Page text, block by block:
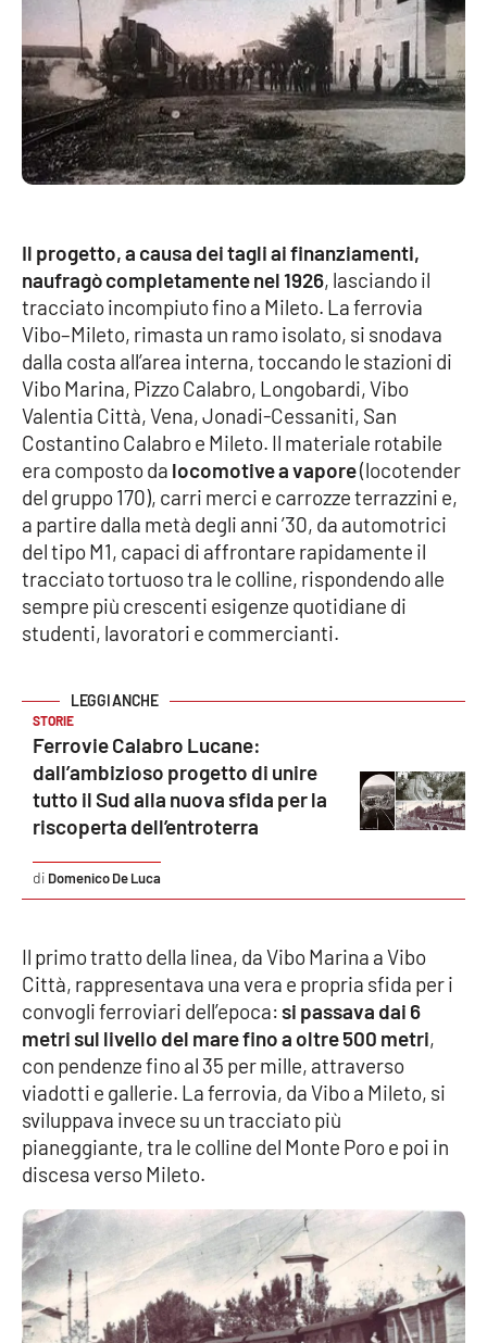
Imprese Di Calabria
Le perfidie di Antonella Grippo
Venti di comunicazione
LaC TV
LaC Network
LaC OnAir
EDIZIONI
LOCALI
Catanzaro
Crotone
Vibo Valentia
Cosenza
Lamezia Terme
PROGETTI
SPECIALI
LA
CALABRIAVISIONE
Destinazioni
Eventi
Food
Storie
LAC
NETWORK
Il progetto, a causa dei tagli ai finanziamenti,
naufragò completamente nel 1926, lasciando il
tracciato incompiuto fino a Mileto. La ferrovia
Vibo–Mileto, rimasta un ramo isolato, si snodava
dalla costa all’area interna, toccando le stazioni di
Vibo Marina, Pizzo Calabro, Longobardi, Vibo
Valentia Città, Vena, Jonadi-Cessaniti, San
Costantino Calabro e Mileto. Il materiale rotabile
era composto da locomotive a vapore(locotender
del gruppo 170), carri merci e carrozze terrazzini e,
a partire dalla metà degli anni ’30, da automotrici
del tipo M1, capaci di affrontare rapidamente il
tracciato tortuoso tra le colline, rispondendo alle
sempre più crescenti esigenze quotidiane di
studenti, lavoratori e commercianti.
STORIE
Ferrovie Calabro Lucane:
dall’ambizioso progetto di unire
tutto il Sud alla nuova sfida per la
riscoperta dell’entroterra
Domenico De Luca
Il primo tratto della linea, da Vibo Marina a Vibo
Città, rappresentava una vera e propria sfida per i
convogli ferroviari dell’epoca:si passava dai 6
metri sul livello del mare fino a oltre 500 metri,
con pendenze fino al 35 per mille, attraverso
viadotti e gallerie. La ferrovia, da Vibo a Mileto, si
sviluppava invece su un tracciato più
pianeggiante, tra le colline del Monte Poro e poi in
discesa verso Mileto.